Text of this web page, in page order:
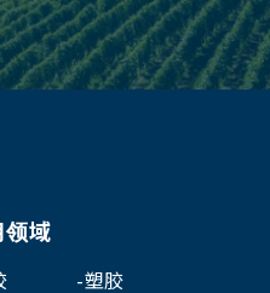
域
塑胶